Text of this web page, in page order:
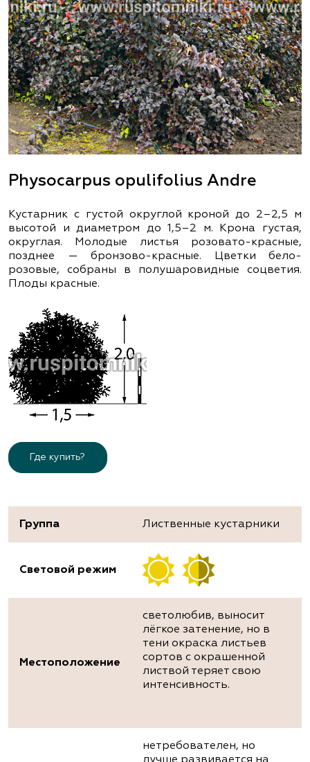
Physocarpus opulifolius Andre
Кустарник с густой округлой кроной до 2–2,5 м
высотой и диаметром до 1,5–2 м. Крона густая,
округлая. Молодые листья розовато-красные,
позднее — бронзово-красные. Цветки бело-
розовые, собраны в полушаровидные соцветия.
Плоды красные.
Где купить?
Группа Лиственные кустарники
Световой режим
Местоположение
светолюбив, выносит
лёгкое затенение, но в
тени окраска листьев
сортов с окрашенной
листвой теряет свою
интенсивность.
нетребователен, но